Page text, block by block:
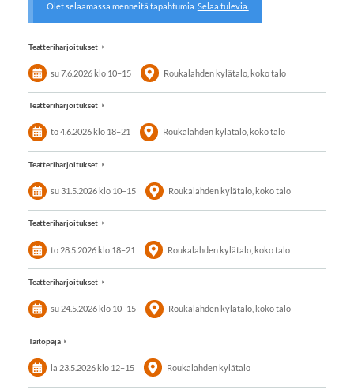
Olet selaamassa menneitä tapahtumia. Selaa tulevia.
Teatteriharjoitukset
su 7.6.2026klo 10–15 Roukalahden kylätalo, koko talo
Teatteriharjoitukset
to 4.6.2026 klo 18–21 Roukalahden kylätalo, koko talo
Teatteriharjoitukset
su 31.5.2026klo 10–15 Roukalahden kylätalo, koko talo
Teatteriharjoitukset
to 28.5.2026klo 18–21 Roukalahden kylätalo, koko talo
Teatteriharjoitukset
su 24.5.2026 klo 10–15 Roukalahden kylätalo, koko talo
Taitopaja
la 23.5.2026klo 12–15 Roukalahden kylätalo